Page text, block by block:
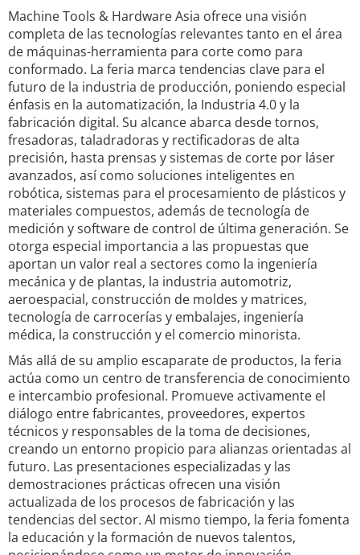
Machine Tools & Hardware Asia ofrece una visión
completa de las tecnologías relevantes tanto en el área
de máquinas-herramienta para corte como para
conformado. La feria marca tendencias clave para el
futuro de la industria de producción, poniendo especial
énfasis en la automatización, la Industria 4.0 y la
fabricación digital. Su alcance abarca desde tornos,
fresadoras, taladradoras y rectificadoras de alta
precisión, hasta prensas y sistemas de corte por láser
avanzados, así como soluciones inteligentes en
robótica, sistemas para el procesamiento de plásticos y
materiales compuestos, además de tecnología de
medición y software de control de última generación. Se
otorga especial importancia a las propuestas que
aportan un valor real a sectores como la ingeniería
mecánica y de plantas, la industria automotriz,
aeroespacial, construcción de moldes y matrices,
tecnología de carrocerías y embalajes, ingeniería
médica, la construcción y el comercio minorista.
Más allá de su amplio escaparate de productos, la feria
actúa como un centro de transferencia de conocimiento
e intercambio profesional. Promueve activamente el
diálogo entre fabricantes, proveedores, expertos
técnicos y responsables de la toma de decisiones,
creando un entorno propicio para alianzas orientadas al
futuro. Las presentaciones especializadas y las
demostraciones prácticas ofrecen una visión
actualizada de los procesos de fabricación y las
tendencias del sector. Al mismo tiempo, la feria fomenta
la educación y la formación de nuevos talentos,